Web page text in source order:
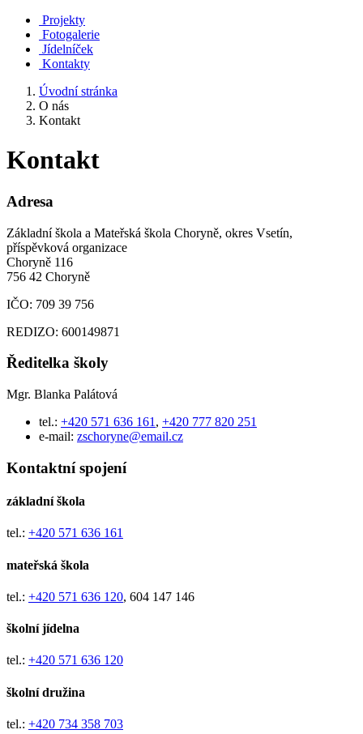
Projekty
Fotogalerie
Jídelníček
Kontakty
Úvodní stránka
O nás
Kontakt
Kontakt
Adresa
Základní škola a Mateřská škola Choryně, okres Vsetín,
příspěvková organizace
Choryně 116
756 42 Choryně
IČO: 709 39 756
REDIZO: 600149871
Ředitelka školy
Mgr. Blanka Palátová
tel.: +420 571 636 161 , +420 777 820 251
e-mail: zschoryne@email.cz
Kontaktní spojení
základní škola
tel.: +420 571 636 161
mateřská škola
tel.: +420 571 636 120, 604 147 146
školní jídelna
tel.: +420 571 636 120
školní družina
tel.: +420 734 358 703